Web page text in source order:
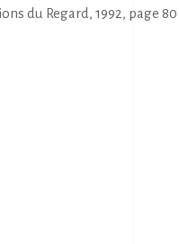
du Regard, 1992, page 80